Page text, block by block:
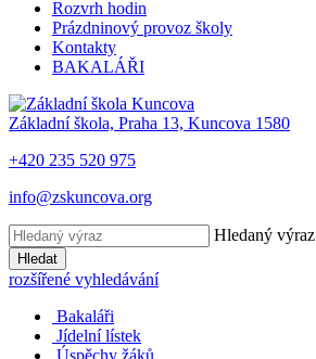
Rozvrh hodin
Prázdninový provoz školy
Kontakty
BAKALÁŘI
Základní škola, Praha 13, Kuncova 1580
+420 235 520 975
info@zskuncova.org
Hledaný výraz
Hledat
rozšířené vyhledávání
Bakaláři
Jídelní lístek
Úspěchy žáků